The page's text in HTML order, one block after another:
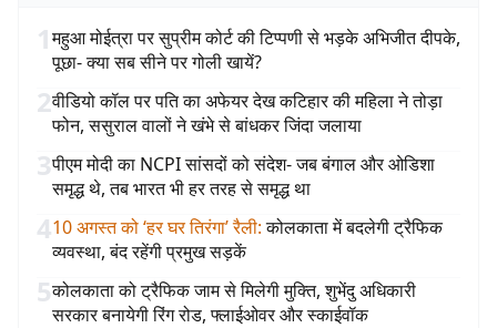
1महुआ मोईत्रा पर सुप्रीम कोर्ट की टिप्पणी से भड़के अभिजीत दीपके,
पूछा- क्या सब सीने पर गोली खायें?
2वीडियो कॉल पर पति का अफेयर देख कटिहार की महिला ने तोड़ा
फोन, ससुराल वालों ने खंभे से बांधकर जिंदा जलाया
3पीएम मोदी का NCPI सांसदों को संदेश- जब बंगाल और ओडिशा
समृद्ध थे, तब भारत भी हर तरह से समृद्ध था
410 अगस्त को ‘हर घर तिरंगा’ रैली: कोलकाता में बदलेगी ट्रैफिक
व्यवस्था, बंद रहेंगी प्रमुख सड़कें
5कोलकाता को ट्रैफिक जाम से मिलेगी मुक्ति, शुभेंदु अधिकारी
सरकार बनायेगी रिंग रोड, फ्लाईओवर और स्काईवॉक